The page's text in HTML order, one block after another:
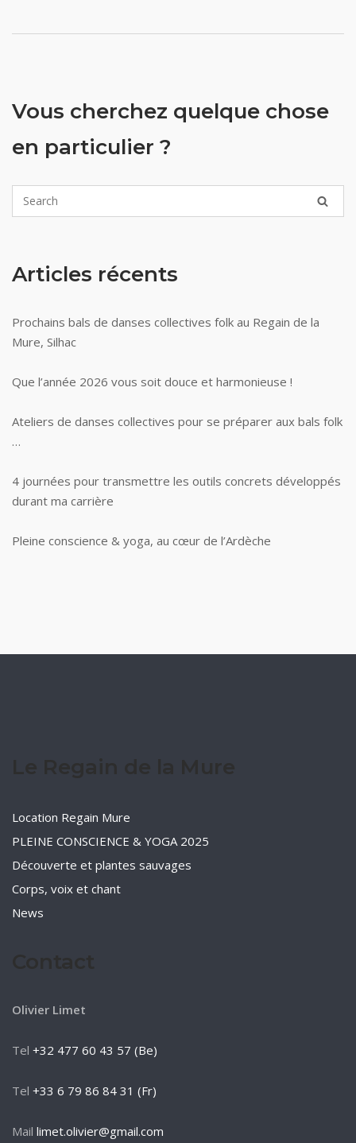
Vous cherchez quelque chose
en particulier ?
Articles récents
Prochains bals de danses collectives folk au Regain de la
Mure, Silhac
Que l’année 2026 vous soit douce et harmonieuse !
Ateliers de danses collectives pour se préparer aux bals folk
…
4 journées pour transmettre les outils concrets développés
durant ma carrière
Pleine conscience & yoga, au cœur de l’Ardèche
Location Regain Mure
PLEINE CONSCIENCE & YOGA 2025
Découverte et plantes sauvages
Corps, voix et chant
News
Olivier Limet
Tel +32 477 60 43 57 (Be)
Tel +33 6 79 86 84 31 (Fr)
Mail limet.olivier@gmail.com